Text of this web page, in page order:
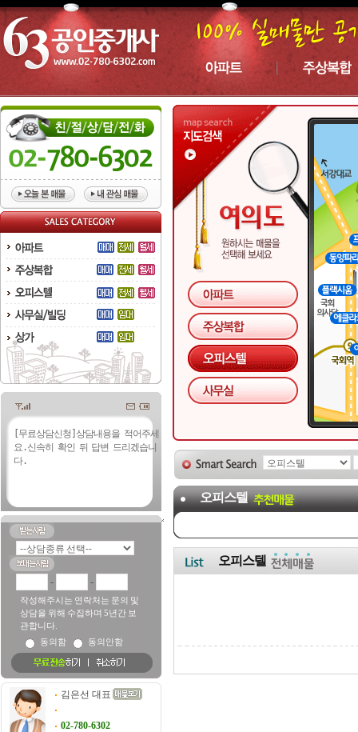
- -
작성해주시는 연락처는 문의 및
상담을 위해 수집하며 5년간 보
관합니다.
동의함
동의안함
김은선 대표
02-780-6302
오피스텔
오피스텔